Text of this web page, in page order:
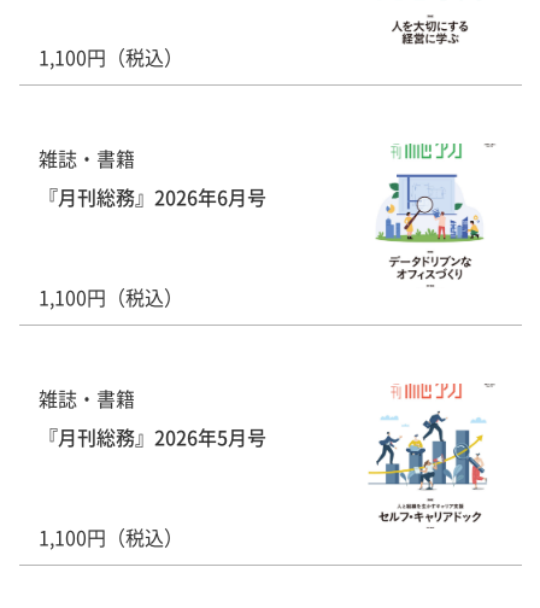
1,100円（税込）
雑誌・書籍
『月刊総務』2026年6月号
1,100円（税込）
雑誌・書籍
『月刊総務』2026年5月号
1,100円（税込）